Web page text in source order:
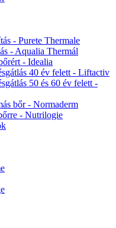
- Purete Thermale
- Aqualia Thermál
- Idealia
40 év felett - Liftactiv
50 és 60 év felett -
bőr - Normaderm
- Nutrilogie